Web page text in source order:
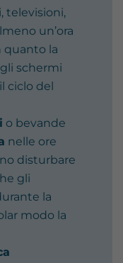
televisioni,
un’ora
quanto la
schermi
ciclo del
o bevande
nelle ore
disturbare
gli
la
modo la